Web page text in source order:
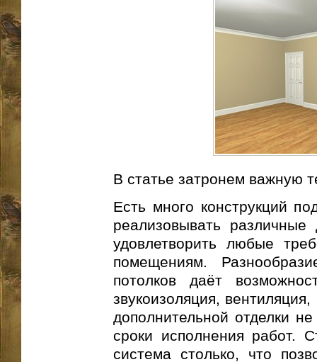
В статье затронем важную
Есть много конструкций
реализовывать
удовлетворить любые
помещениям.
потолков даёт
звукоизоляция,
дополнительной отделки
сроки исполнения работ.
система столько, что